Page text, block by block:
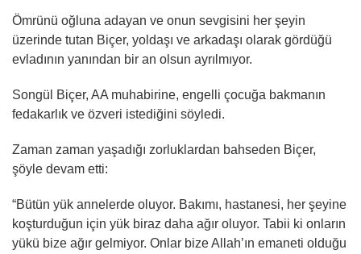
Ömrünü oğluna adayan ve onun sevgisini her şeyin
üzerinde tutan Biçer, yoldaşı ve arkadaşı olarak gördüğü
evladının yanından bir an olsun ayrılmıyor.
Songül Biçer, AA muhabirine, engelli çocuğa bakmanın
fedakarlık ve özveri istediğini söyledi.
Zaman zaman yaşadığı zorluklardan bahseden Biçer,
şöyle devam etti:
“Bütün yük annelerde oluyor. Bakımı, hastanesi, her şeyine
koşturduğun için yük biraz daha ağır oluyor. Tabii ki onların
yükü bize ağır gelmiyor. Onlar bize Allah’ın emaneti olduğu